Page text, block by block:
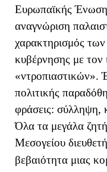
Ευρωπαϊκής
αναγνώριση
χαρακτηρισμός
κυβέρνησης με τον
«ντροπιαστικών».
πολιτικής
φράσεις: σύλληψη,
Όλα τα μεγάλα
Μεσογείου
βεβαιότητα μιας